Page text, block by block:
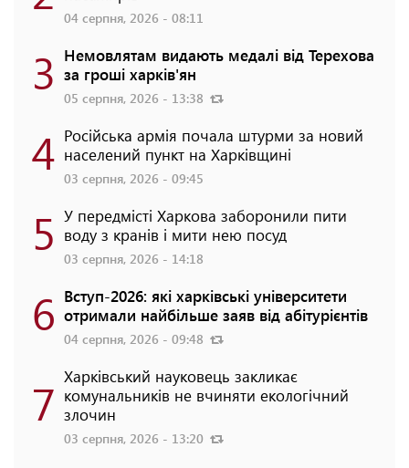
04 серпня, 2026 - 08:11
3 Немовлятам видають медалі від Терехова
за гроші харків'ян
05 серпня, 2026 - 13:38
4 Російська армія почала штурми за новий
населений пункт на Харківщині
03 серпня, 2026 - 09:45
5 У передмісті Харкова заборонили пити
воду з кранів і мити нею посуд
03 серпня, 2026 - 14:18
6 Вступ-2026: які харківські університети
отримали найбільше заяв від абітурієнтів
04 серпня, 2026 - 09:48
7 Харківський науковець закликає
комунальників не вчиняти екологічний
злочин
03 серпня, 2026 - 13:20